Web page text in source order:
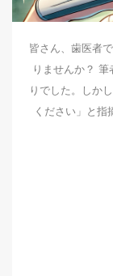
皆さん、歯医者
りませんか？
りでした。しか
ください」と指